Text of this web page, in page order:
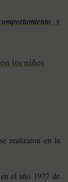
y
realizaron en la
el año 1977 de